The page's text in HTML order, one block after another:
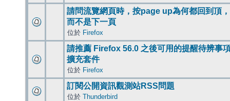
請問流覽網頁時，按page up為何都回到頂，
而不是下一頁
位於 Firefox
請推薦 Firefox 56.0 之後可用的提醒待辨事
擴充套件
位於 Firefox
訂閱公開資訊觀測站RSS問題
位於 Thunderbird